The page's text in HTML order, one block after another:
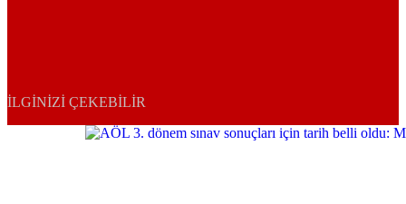
İLGINIZI ÇEKEBILIR